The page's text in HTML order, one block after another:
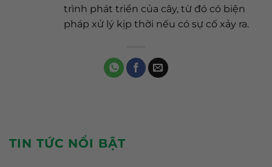
trình phát triển của cây, từ đó có biện
pháp xử lý kịp thời nếu có sự cố xảy ra.
TIN TỨC NỔI BẬT